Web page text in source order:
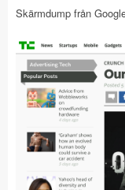
Skärmdump från